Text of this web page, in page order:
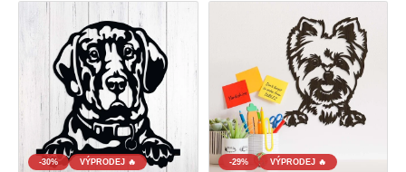
našem e-shopu u produktu.
U každé velikosti produktu vám automaticky doporučíme
potřebné množství pěnové pásky. Pokud si chcete montáž
ještě více usnadnit,můžeme vám pásku profesionálně
předlepit přímo na dekoraci
– stačí zvolit tuto možnost v
nabídce.
-30% VÝPRODEJ 🔥 -29% VÝPRODEJ 🔥